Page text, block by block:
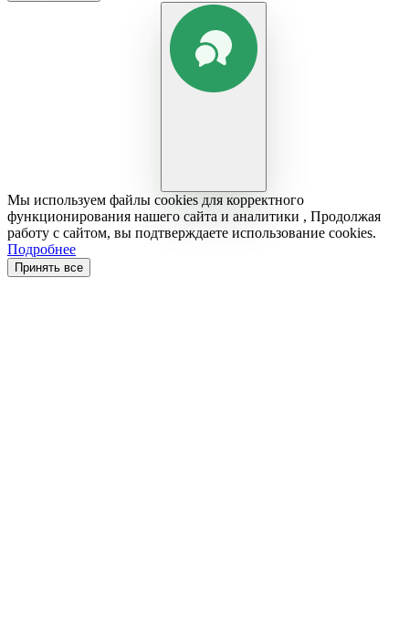
Мы используем файлы cookies для корректного
функционирования нашего сайта и аналитики , Продолжая
работу с сайтом, вы подтверждаете использование cookies.
Подробнее
Принять все